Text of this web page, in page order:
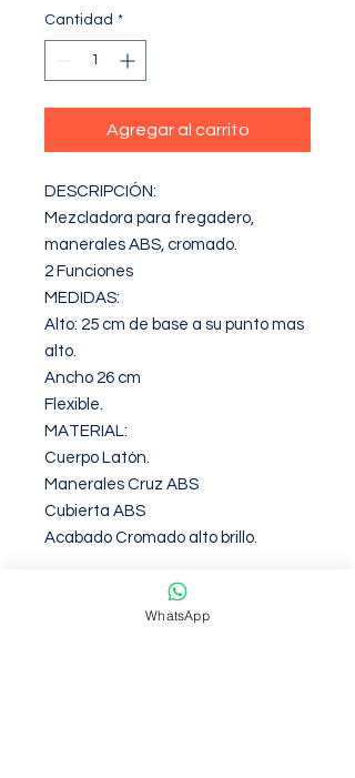
Cantidad *
Agregar al carrito
DESCRIPCIÓN:
Mezcladora para fregadero,
manerales ABS, cromado.
2 Funciones
MEDIDAS:
Alto: 25 cm de base a su punto mas
alto.
Ancho 26 cm
Flexible.
MATERIAL:
Cuerpo Latón.
Manerales Cruz ABS
Cubierta ABS
Acabado Cromado alto brillo.
Garantia de 12 Meses contra
WhatsApp